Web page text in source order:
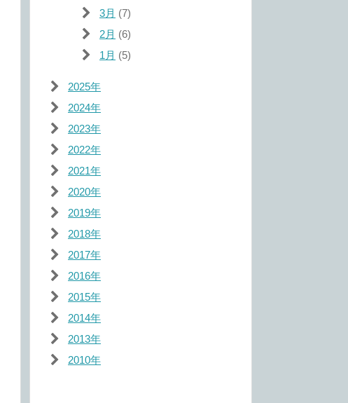
3月 (7)
2月 (6)
1月 (5)
2025年
2024年
2023年
2022年
2021年
2020年
2019年
2018年
2017年
2016年
2015年
2014年
2013年
2010年